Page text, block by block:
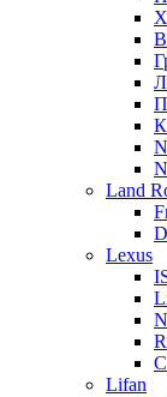
Land
Lexus
Lifan